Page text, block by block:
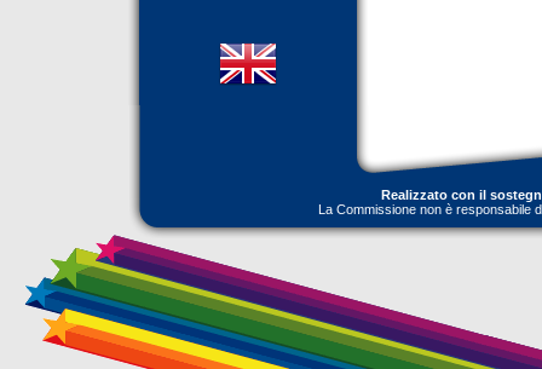
Realizzato con il
La Commissione non è responsabile